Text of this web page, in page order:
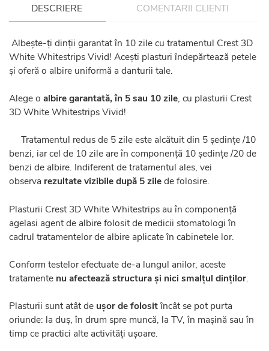
DESCRIERE COMENTARII CLIENTI
Albește-ți dinții garantat în 10 zile cu tratamentul Crest 3D
White Whitestrips Vivid! Acești plasturi îndepărtează petele
și oferă o albire uniformă a danturii tale.
Alege o albire garantată, în 5 sau 10 zile, cu plasturii Crest
3D White Whitestrips Vivid!
Tratamentul redus de 5 zile este alcătuit din 5 ședințe /10
benzi, iar cel de 10 zile are în componență 10 ședințe /20 de
benzi de albire. Indiferent de tratamentul ales, vei
observa rezultate vizibile după 5 zilede folosire.
Plasturii Crest 3D White Whitestrips au în componență
agelasi agent de albire folosit de medicii stomatologi în
cadrul tratamentelor de albire aplicate în cabinetele lor.
Conform testelor efectuate de-a lungul anilor, aceste
tratamente nu afectează structura și nici smalțul dinților.
Plasturii sunt atât de ușor de folositîncât se pot purta
oriunde: la duș, în drum spre muncă, la TV, în mașină sau în
timp ce practici alte activități ușoare.